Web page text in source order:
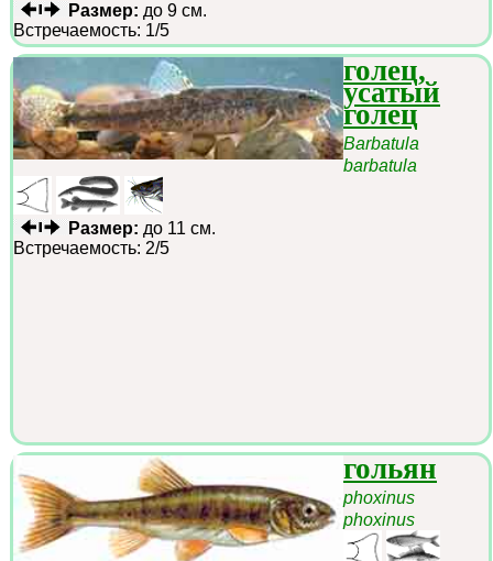
Размер: до 9 см.
Встречаемость: 1/5
голец,
усатый
голец
Barbatula
barbatula
Размер: до 11 см.
Встречаемость: 2/5
гольян
phoxinus
phoxinus